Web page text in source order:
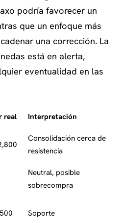
podría favorecer un
que un enfoque más
una corrección. La
está en alerta,
eventualidad en las
real Interpretación
Consolidación cerca de
resistencia
Neutral, posible
sobrecompra
Soporte